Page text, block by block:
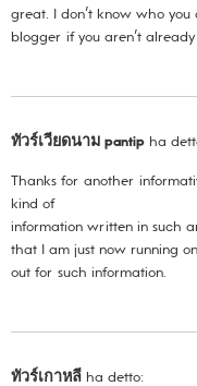
great. I don’t know who you
blogger if you aren’t already
ทัวร์เวียดนาม pantip ha
Thanks for another
kind of
information written in such
that I am just now running
out for such information.
ทัวร์เกาหลี ha detto: